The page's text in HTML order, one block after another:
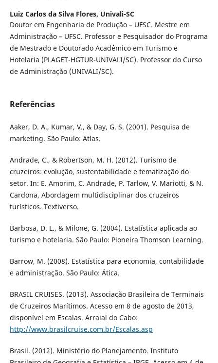
Luiz Carlos da Silva Flores, Univali-SC
Doutor em Engenharia de Produção – UFSC. Mestre em
Administração – UFSC. Professor e Pesquisador do Programa
de Mestrado e Doutorado Acadêmico em Turismo e
Hotelaria (PLAGET-HGTUR-UNIVALI/SC). Professor do Curso
de Administração (UNIVALI/SC).
Referências
Aaker, D. A., Kumar, V., & Day, G. S. (2001). Pesquisa de
marketing. São Paulo: Atlas.
Andrade, C., & Robertson, M. H. (2012). Turismo de
cruzeiros: evolução, sustentabilidade e tematização do
setor. In: E. Amorim, C. Andrade, P. Tarlow, V. Mariotti, & N.
Cardona, Abordagem multidisciplinar dos cruzeiros
turísticos. Textiverso.
Barbosa, D. L., & Milone, G. (2004). Estatística aplicada ao
turismo e hotelaria. São Paulo: Pioneira Thomson Learning.
Barrow, M. (2008). Estatística para economia, contabilidade
e administração. São Paulo: Ática.
BRASIL CRUISES. (2013). Associação Brasileira de Terminais
de Cruzeiros Marítimos. Acesso em 8 de agosto de 2013,
disponível em Escalas. Arraial do Cabo:
http://www.brasilcruise.com.br/Escalas.asp
Brasil. (2012). Ministério do Planejamento. Instituto